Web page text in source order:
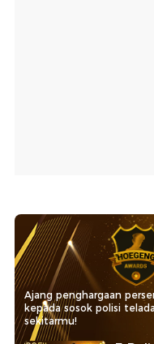
Ajang penghargaan
kepada sosok polisi
sekitarmu!